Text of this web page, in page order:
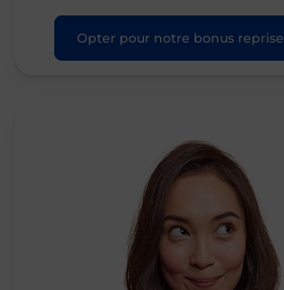
Opter pour notre bonus reprise